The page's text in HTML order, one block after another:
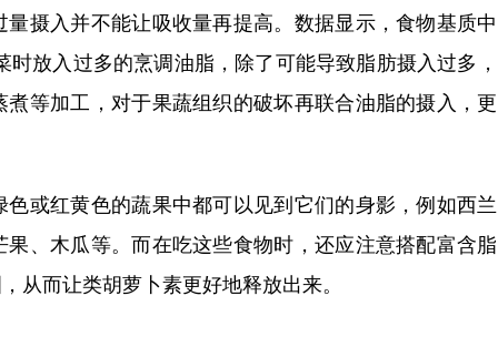
入并不能让吸收量再提高。数据显示，食物基质
放入过多的烹调油脂，除了可能导致脂肪摄入过多
等加工，对于果蔬组织的破坏再联合油脂的摄入，
红黄色的蔬果中都可以见到它们的身影，例如西
、木瓜等。而在吃这些食物时，还应注意搭配富含
从而让类胡萝卜素更好地释放出来。